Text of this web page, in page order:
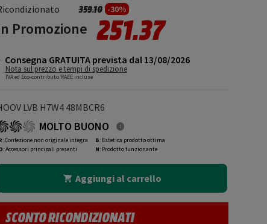
Prezzo ridotto da
359.10a-30%
Promozione 251.37
Consegna GRATUITA prevista dal 13/08/2026
Nota sul prezzo e tempi di spedizione
IVA ed Eco-contributo RAEE incluse
LVB H7W4 48MBCR6
MOLTO BUONO
: Confezione non originale integra
: Accessori principali presenti
B: Estetica prodotto ottima
N: Prodotto funzionante
Aggiungi al carrello
SCONTO RICONDIZIONATI